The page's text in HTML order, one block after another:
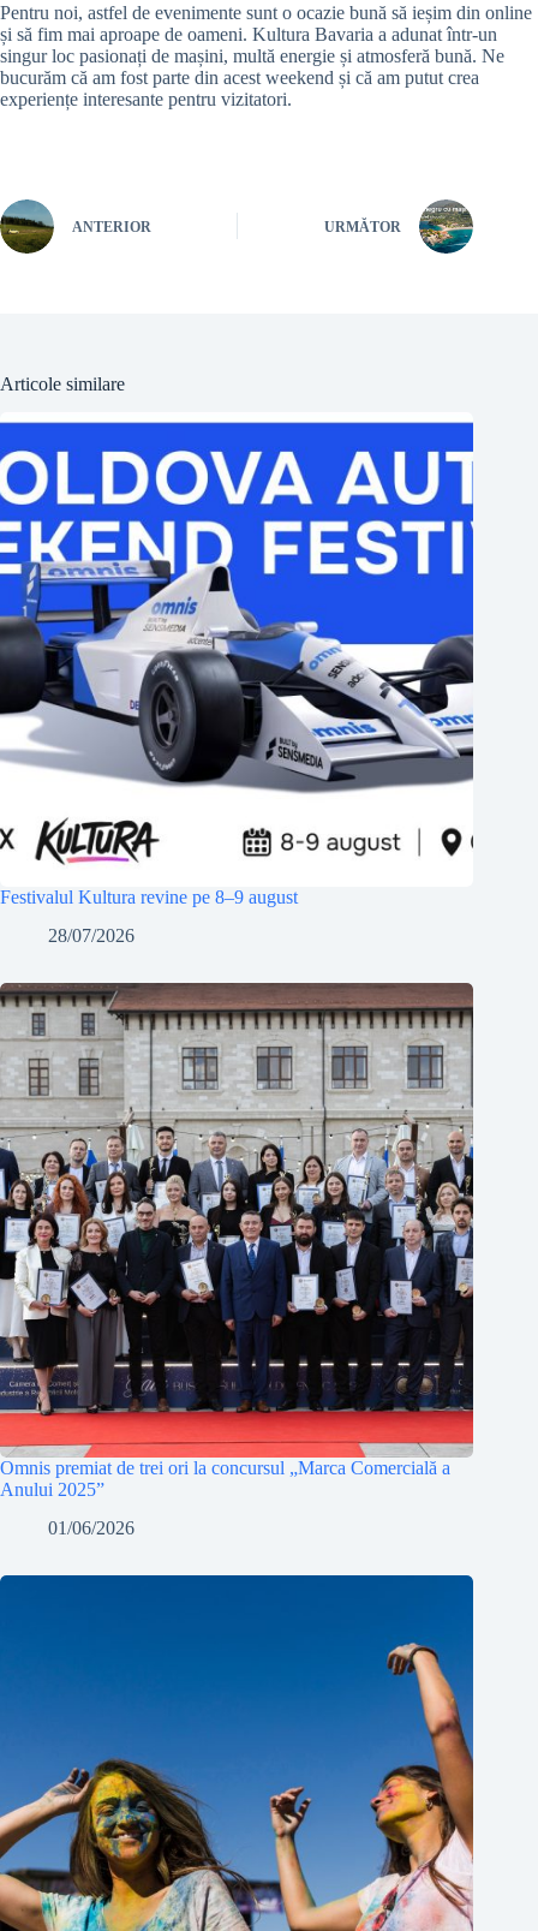
Pentru noi, astfel de evenimente sunt o ocazie bună să ieșim din online
și să fim mai aproape de oameni. Kultura Bavaria a adunat într-un
singur loc pasionați de mașini, multă energie și atmosferă bună. Ne
bucurăm că am fost parte din acest weekend și că am putut crea
experiențe interesante pentru vizitatori.
ANTERIOR URMĂTOR
Articole similare
Festivalul Kultura revine pe 8–9 august
28/07/2026
Omnis premiat de trei ori la concursul „Marca Comercială a
Anului 2025”
01/06/2026